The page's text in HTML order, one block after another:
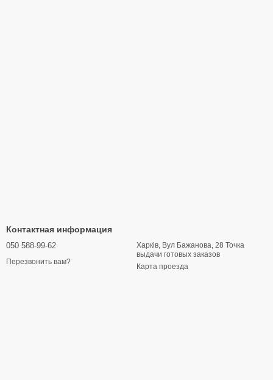
Контактная информация
050 588-99-62
Перезвонить вам?
Харків, Вул Бажанова, 28 Точка
выдачи готовых заказов
Карта проезда